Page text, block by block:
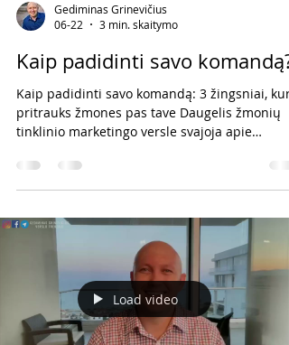
Gediminas Grinevičius
06-22
3 min. skaitymo
Kaip padidinti savo komandą?
Kaip padidinti savo komandą: 3 žingsniai,
pritrauks žmones pas tave Daugelis žmonių
tinklinio marketingo versle svajoja apie
žinutes: „Papasakok daugiau apie tai, kuo
užsiimi.“ „Kaip prisijungti prie tavo
Tačiau dauguma daro vieną klaidą – jie nori
trečio žingsnio nepadarę pirmų dviejų. Jeigu
nori auginti komandą ir pritraukti daugiau
žmonių, siūlau vadovautis labai p
Load video